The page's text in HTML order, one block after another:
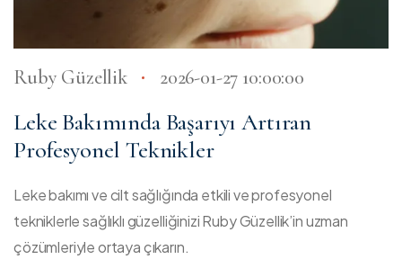
Ruby Güzellik 2026-01-27 10:00:00
Leke Bakımında Başarıyı Artıran
Profesyonel Teknikler
Leke bakımı ve cilt sağlığında etkili ve profesyonel
tekniklerle sağlıklı güzelliğinizi Ruby Güzellik’in uzman
çözümleriyle ortaya çıkarın.